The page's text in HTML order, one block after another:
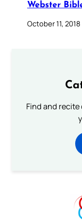
Webster
October 11, 2018
Find and